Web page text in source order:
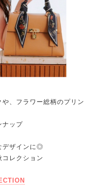
、フラワー総柄のプリン
ナップ
デザインに◎
レクション